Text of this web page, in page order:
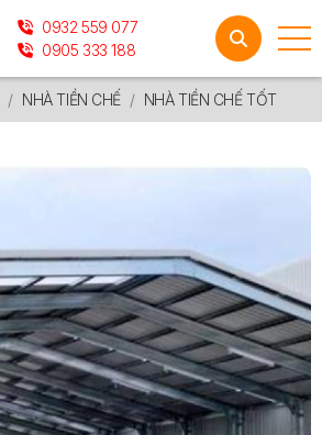
0932 559 077
0905 333 188
NHÀ TIỀN CHẾ NHÀ TIỀN CHẾ TỐT